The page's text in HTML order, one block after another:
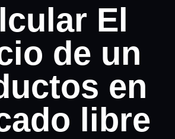
El
de un
en
libre